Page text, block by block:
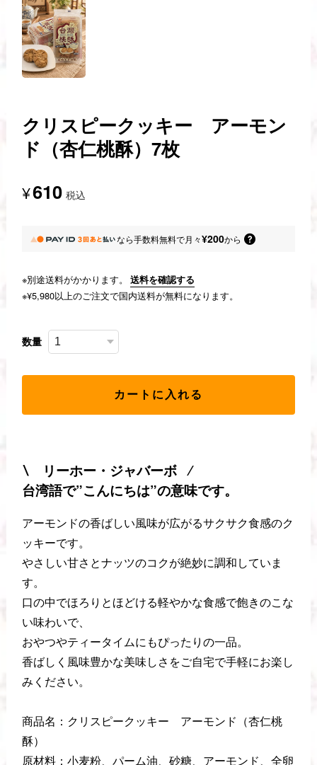
クリスピークッキー アーモン
ド（杏仁桃酥）7枚
¥610 税込
なら手数料無料で月々¥200から
※別途送料がかかります。 送料を確認する
※¥5,980以上のご注文で国内送料が無料になります。
数量
カートに入れる
∖ リーホー・ジャバーボ ∕
台湾語で”こんにちは”の意味です。
アーモンドの香ばしい風味が広がるサクサク食感のク
ッキーです。
やさしい甘さとナッツのコクが絶妙に調和していま
す。
口の中でほろりとほどける軽やかな食感で飽きのこな
い味わいで、
おやつやティータイムにもぴったりの一品。
香ばしく風味豊かな美味しさをご自宅で手軽にお楽し
みください。
商品名：クリスピークッキー アーモンド（杏仁桃
酥）
原材料：小麦粉、パーム油、砂糖、アーモンド、全卵